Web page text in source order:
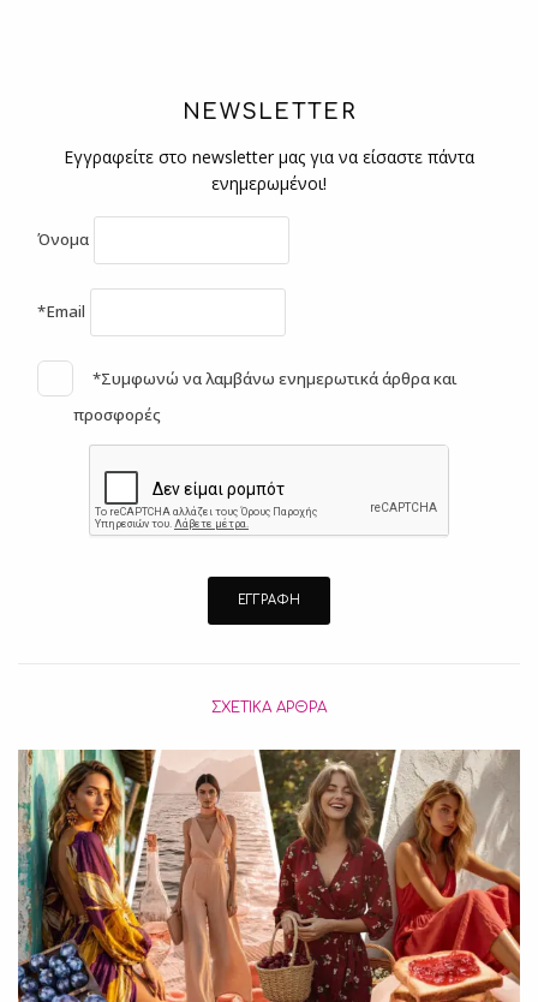
NEWSLETTER
Εγγραφείτε στο newsletter μας για να είσαστε πάντα
ενημερωμένοι!
Όνομα
*Email
*Συμφωνώ να λαμβάνω ενημερωτικά άρθρα και
προσφορές
ΣΧΕΤΙΚΆ ΆΡΘΡΑ